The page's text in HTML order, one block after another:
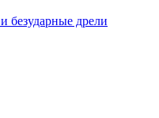
безударные дрели